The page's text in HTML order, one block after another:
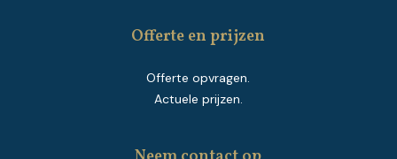
Offerte en prijzen
Offerte opvragen.
Actuele prijzen.